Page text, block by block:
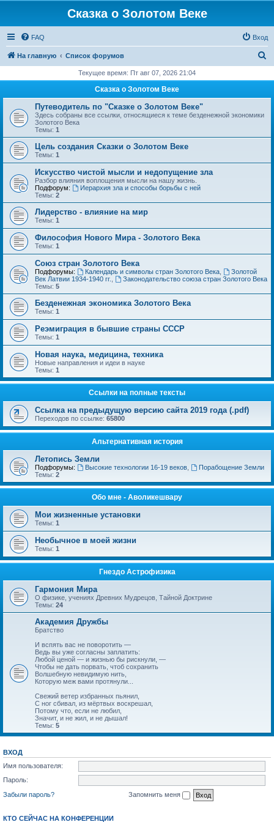
Сказка о Золотом Веке
FAQ Вход
На главную Список форумов
с
Текущее время: Пт авг 07, 2026 21:04
Сказка о Золотом Веке
Путеводитель по "Сказке о Золотом Веке"
Здесь собраны все ссылки, относящиеся к теме безденежной экономики
Золотого Века
Темы: 1
Цель создания Сказки о Золотом Веке
Темы: 1
Искусство чистой мысли и недопущение зла
Разбор влияния воплощения мысли на нашу жизнь.
Подфорум:
Иерархия зла и способы борьбы с ней
Темы: 2
Лидерство - влияние на мир
Темы: 1
Философия Нового Мира - Золотого Века
Темы: 1
Cоюз стран Золотого Века
Подфорумы: Календарь и символы стран Золотого Века,
Золотой
Век Латвии 1934-1940 гг.
Законодательство союза стран Золотого Века
Темы: 5
Безденежная экономика Золотого Века
Темы: 1
Реэмиграция в бывшие страны СССР
Темы: 1
Новая наука, медицина, техника
Новые направления и идеи в науке
Темы: 1
Ссылки на полные тексты
Ссылка на предыдущую версию сайта 2019 года (.pdf)
Переходов по ссылке: 65800
Альтернативная история
Летопись Земли
Подфорумы: Высокие технологии 16-19 веков,
Порабощение Земли
Темы: 2
Обо мне - Аволикешвару
Мои жизненные установки
Темы: 1
Необычное в моей жизни
Темы: 1
Гнездо Астрофизика
Гармония Мира
О физике, учениях Древних Мудрецов, Тайной Доктрине
Темы: 24
Академия Дружбы
Братство
И вспять вас не поворотить —
Ведь вы уже согласны заплатить:
Любой ценой — и жизнью бы рискнули, —
Чтобы не дать порвать, чтоб сохранить
Волшебную невидимую нить,
Которую меж вами протянули...
Свежий ветер избранных пьянил,
С ног сбивал, из мёртвых воскрешал,
Потому что, если не любил,
Значит, и не жил, и не дышал!
Темы: 5
ВХОД
Имя пользователя:
Пароль:
Забыли пароль?
Запомнить меня
КТО СЕЙЧАС НА КОНФЕРЕНЦИИ